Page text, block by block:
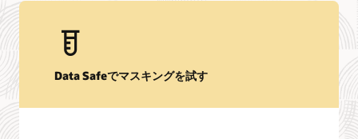
Data Safeでマスキングを試す